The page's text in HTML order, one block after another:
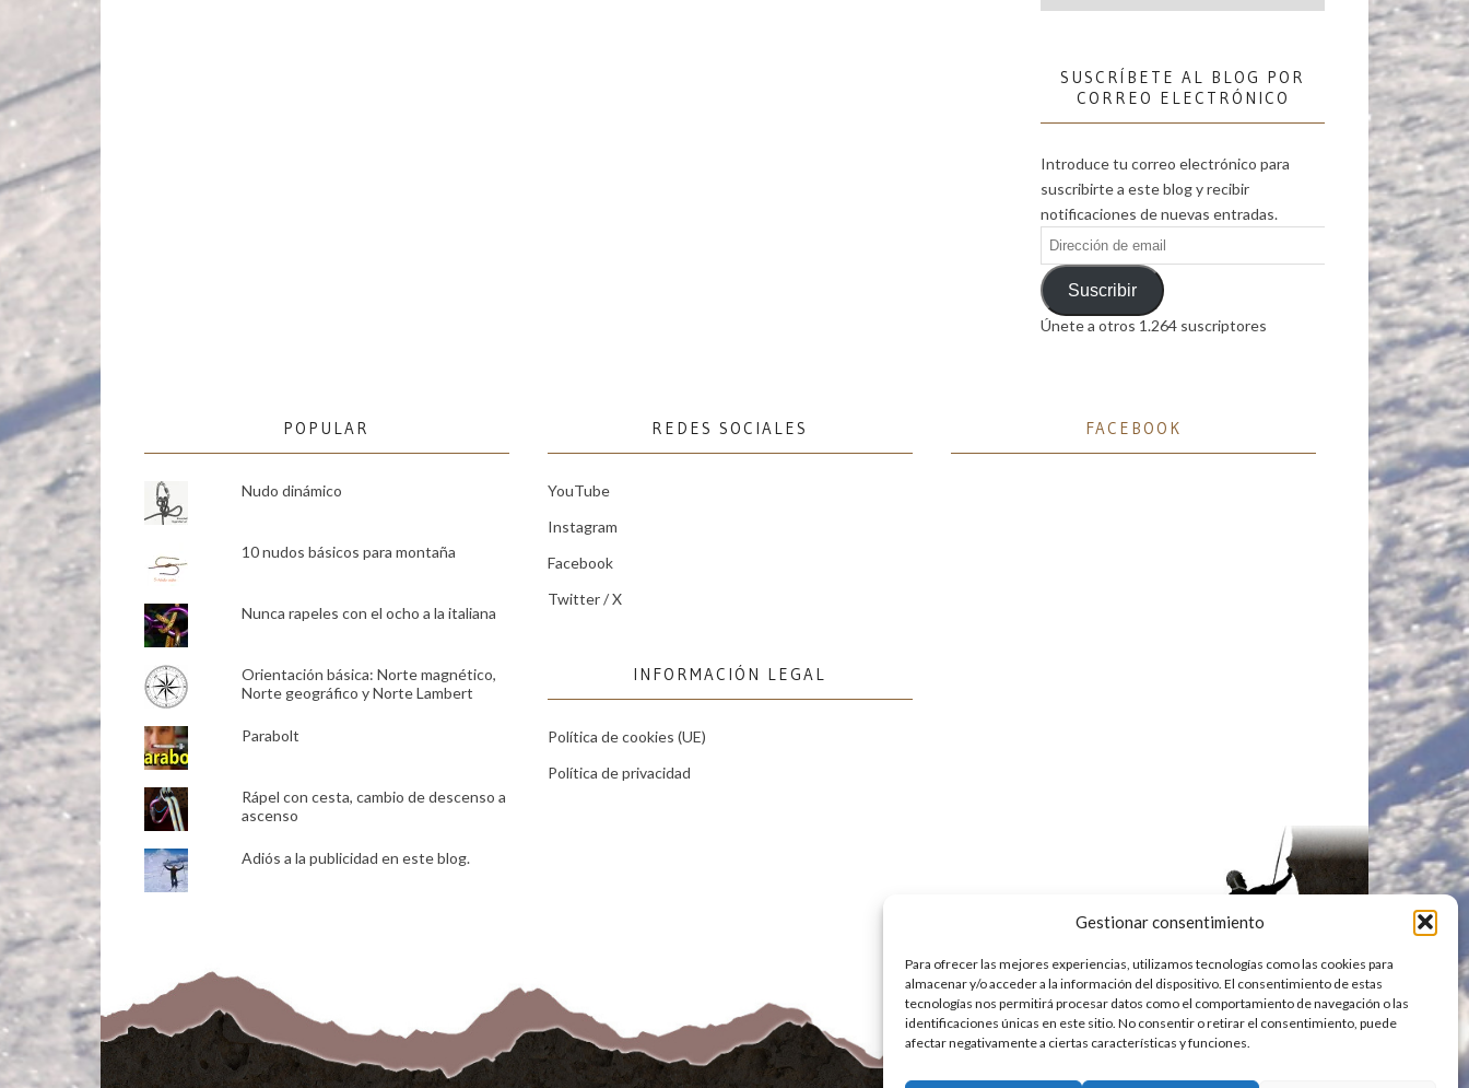
Gestionar consentimiento
Para ofrecer las mejores experiencias, utilizamos tecnologías como las cookies para
almacenar y/o acceder a la información del dispositivo. El consentimiento de estas
tecnologías nos permitirá procesar datos como el comportamiento de navegación o las
identificaciones únicas en este sitio. No consentir o retirar el consentimiento, puede
afectar negativamente a ciertas características y funciones.
SUSCRÍBETE AL BLOG POR
CORREO ELECTRÓNICO
Introduce tu correo electrónico para
suscribirte a este blog y recibir
notificaciones de nuevas entradas.
Dirección
de
emailSuscribir
Únete a otros 1.264 suscriptores
POPULAR
Nudo dinámico
10 nudos básicos para montaña
Nunca rapeles con el ocho a la italiana
Orientación básica: Norte magnético,
Norte geográfico y Norte Lambert
Parabolt
Rápel con cesta, cambio de descenso a
ascenso
Adiós a la publicidad en este blog.
REDES SOCIALES
YouTube
Instagram
Facebook
Twitter / X
INFORMACIÓN LEGAL
Política de cookies (UE)
Política de privacidad
FACEBOOK